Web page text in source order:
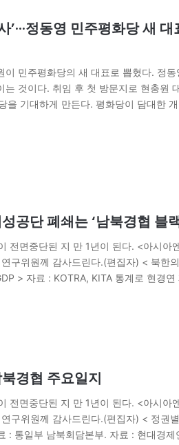
정동영 민주평화당 새
민주평화당의 새 대표로 뽑혔다. 정
것이다. 취임 후 첫 방문지로 현충원
을 기대하게 만든다. 평화당이 담대한
공단 폐쇄는 ‘남북경협 블
전면중단된 지 만 1년이 된다. <아시아
구위원께 감사드린다.(편집자) < 북한
> 자료 : KOTRA, KITA 통계로 현경
경협 주요일지
전면중단된 지 만 1년이 된다. <아시아
구위원께 감사드린다.(편집자) < 정권
: 통일부 남북회담본부. 자료 : 현대경